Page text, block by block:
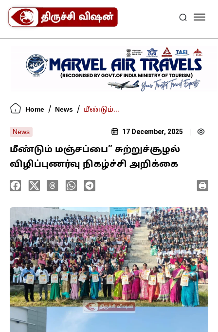
Home / News / மீண்டும்...
News 17 December, 2025
மீண்டும் மஞ்சப்பை” சுற்றுச்சூழல்
விழிப்புணர்வு நிகழ்ச்சி அறிக்கை